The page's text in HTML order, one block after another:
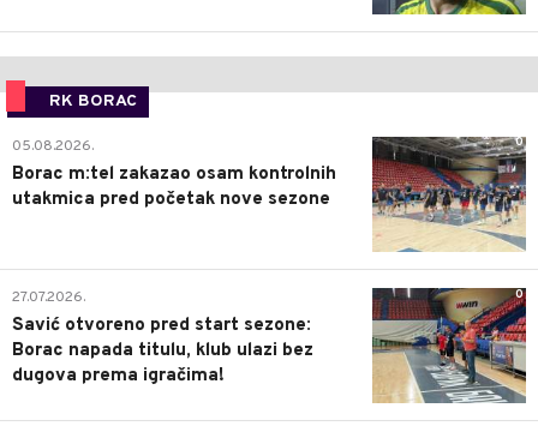
RK BORAC
0
05.08.2026.
Borac m:tel zakazao osam kontrolnih
utakmica pred početak nove sezone
0
27.07.2026.
Savić otvoreno pred start sezone:
Borac napada titulu, klub ulazi bez
dugova prema igračima!